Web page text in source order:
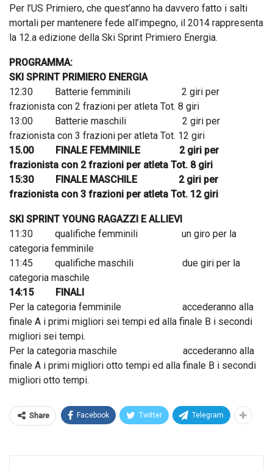
Per l’US Primiero, che quest’anno ha davvero fatto i salti
mortali per mantenere fede all’impegno, il 2014 rappresenta
la 12.a edizione della Ski Sprint Primiero Energia.
PROGRAMMA:
SKI SPRINT PRIMIERO ENERGIA
12:30 Batterie femminili 2 giri per
frazionista con 2 frazioni per atleta Tot. 8 giri
13:00 Batterie maschili 2 giri per
frazionista con 3 frazioni per atleta Tot. 12 giri
15.00 FINALE FEMMINILE 2 giri per
frazionista con 2 frazioni per atleta Tot. 8 giri
15:30 FINALE MASCHILE 2 giri per
frazionista con 3 frazioni per atleta Tot. 12 giri
SKI SPRINT YOUNG RAGAZZI E ALLIEVI
11:30 qualifiche femminili un giro per la
categoria femminile
11:45 qualifiche maschili due giri per la
categoria maschile
14:15 FINALI
Per la categoria femminile accederanno alla
finale A i primi migliori sei tempi ed alla finale B i secondi
migliori sei tempi.
Per la categoria maschile accederanno alla
finale A i primi migliori otto tempi ed alla finale B i secondi
migliori otto tempi.
Share Facebook Twitter Telegram